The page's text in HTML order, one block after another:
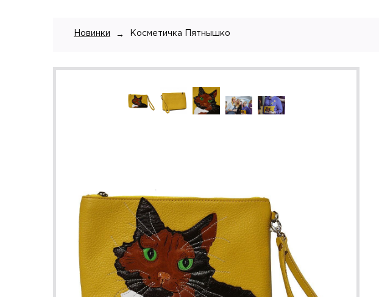
Новинки → Косметичка Пятнышко